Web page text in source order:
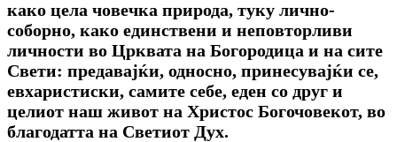
како цела човечка природа, туку лично-
соборно, како единствени и неповторливи
личности во Црквата на Богородица и на сите
Свети: предавајќи, односно, принесувајќи се,
евхаристиски, самите себе, еден со друг и
целиот наш живот на Христос Богочовекот, во
благодатта на Светиот Дух.